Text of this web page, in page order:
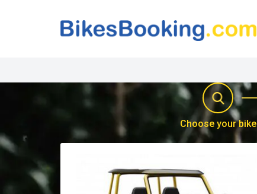
Choose your bike